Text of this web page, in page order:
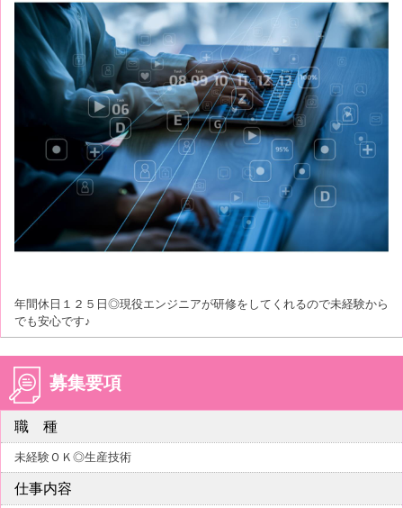
年間休日１２５日◎現役エンジニアが研修をしてくれるので未経験から
でも安心です♪
募集要項
職 種
未経験ＯＫ◎生産技術
仕事内容